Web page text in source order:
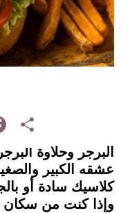
Share
البرجر وحلاوة
عشقه الكبير
كلاسيك سادة أو
وإذا كنت من سكان